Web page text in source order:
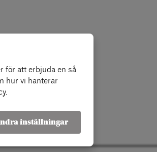
för att erbjuda en så
hur vi hanterar
inställningar